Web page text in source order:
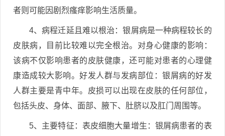
者则可能因剧烈瘙痒影响生活质量。
4、病程迁延且难以根治：银屑病是一种病程较长的
皮肤病，目前比较难以完全根治。对身心健康的影响：
该病不仅影响患者的皮肤健康，还可能对患者的心理健
康造成较大影响。好发人群与发病部位：银屑病的好发
人群主要是青中年。皮损可以出现在皮肤的任何部位，
包括头皮、身体、面部、腋下、肚脐以及肛门周围等。
5、主要特征：表皮细胞大量增生：银屑病患者的表